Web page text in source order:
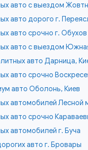
авто с выездом
авто дорого г.
авто срочно г. Обухов
авто с выездом
авто Дарница,
авто срочно
авто Оболонь, Киев
автомобилей Лесной
авто срочно
автомобилей г. Буча
авто г. Бровары